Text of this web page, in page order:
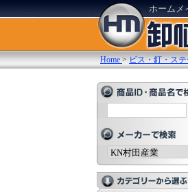
ホームメ
Home >ビス・釘・ス